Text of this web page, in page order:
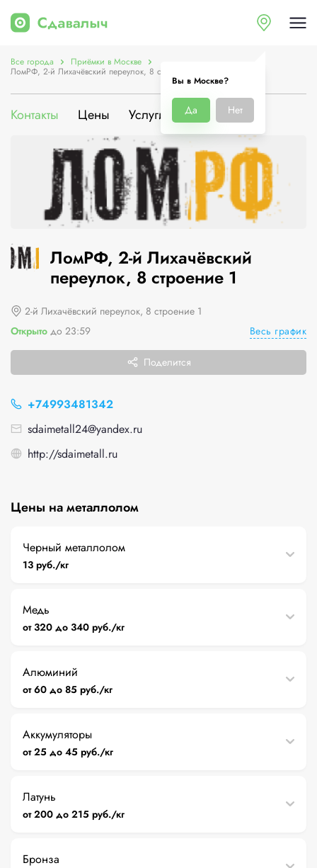
Вы в Москве?
Да Нет
Все города Приёмки в Москве
ЛомРФ, 2-й Лихачёвский переулок, 8 строение 1
Контакты Цены Услуги О компании
ЛомРФ, 2-й Лихачёвский
переулок, 8 строение 1
2-й Лихачёвский переулок, 8 строение 1
Открыто до 23:59 Весь график
Поделится
+74993481342
sdaimetall24@yandex.ru
http://sdaimetall.ru
Цены на металлолом
Черный металлолом
13 руб./кг
Медь
от 320 до 340 руб./кг
Алюминий
от 60 до 85 руб./кг
Аккумуляторы
от 25 до 45 руб./кг
Латунь
от 200 до 215 руб./кг
Бронза